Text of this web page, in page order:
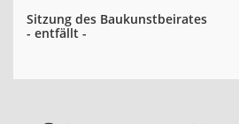
Sitzung des Baukunstbeirates
- entfällt -